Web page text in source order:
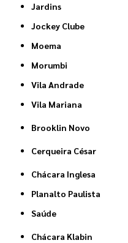
Jardins
Jockey Clube
Moema
Morumbi
Vila Andrade
Vila Mariana
Brooklin Novo
Cerqueira César
Chácara Inglesa
Planalto Paulista
Saúde
Chácara Klabin